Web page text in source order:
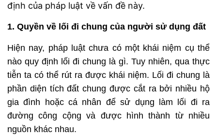
định của pháp luật về vấn đề này.
1. Quyền về lối đi chung của người sử dụng đất
Hiện nay, pháp luật chưa có một khái niệm cụ thể
nào quy định lối đi chung là gì. Tuy nhiên, qua thực
tiễn ta có thể rút ra được khái niệm. Lối đi chung là
phần diện tích đất chung được cắt ra bởi nhiều hộ
gia đình hoặc cá nhân để sử dụng làm lối đi ra
đường công cộng và được hình thành từ nhiều
nguồn khác nhau.